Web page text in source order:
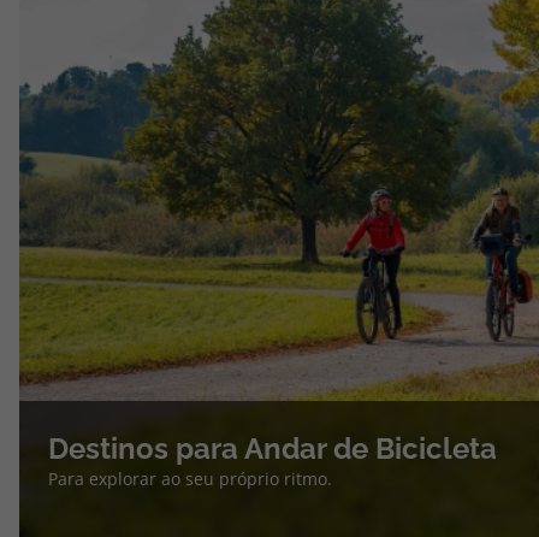
Destinos para Andar de Bicicleta
Para explorar ao seu próprio ritmo.